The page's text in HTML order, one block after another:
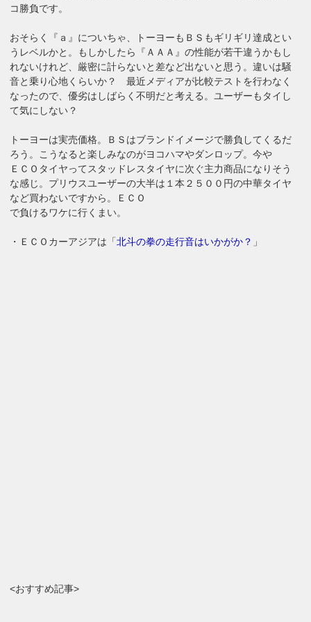
コ勝負です。
おそらく『ａ』についちゃ、トーヨーもＢＳもギリギリ達成とい
うレベルかと。もしかしたら『ＡＡＡ』の性能が若干違うかもし
れないけれど、厳密に計らないと差など出ないと思う。違いは騒
音と乗り心地くらいか？ 最近メディアが比較テストを行わなく
なったので、優劣はしばらく不明だと考える。ユーザーもタイし
て気にしない？
トーヨーは実売価格。ＢＳはブランドイメージで勝負してくるだ
ろう。こうなると楽しみなのがヨコハマやダンロップ。今や
ＥＣＯタイヤってスタッドレスタイヤに次ぐ主力商品になりそう
な感じ。プリウスユーザーの大半は１本２５００円の中華タイヤ
など買わないですから。ＥＣＯ
で負けるワケに行くまい。
・ＥＣＯカーアジアは「北斗の拳の走行音はいかがか？ 」
<おすすめ記事>